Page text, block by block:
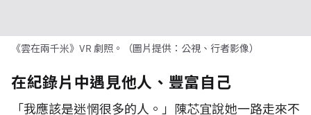
《雲在兩千米》VR 劇照。（圖片提供：公視、行者影像）
在紀錄片中遇見他人、豐富自己
「我應該是迷惘很多的人。」陳芯宜說她一路走來不